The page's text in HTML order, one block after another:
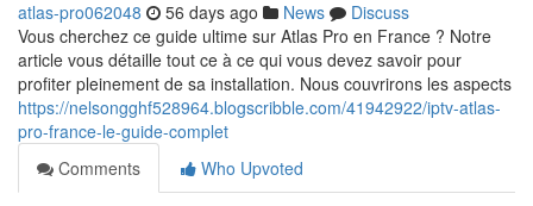
atlas-pro062048 56 days ago News
Discuss
Vous cherchez ce guide ultime sur Atlas Pro en France ? Notre
article vous détaille tout ce à ce qui vous devez savoir pour
profiter pleinement de sa installation. Nous couvrirons les aspects
https://nelsongghf528964.blogscribble.com/41942922/iptv-atlas-
pro-france-le-guide-complet
Comments
Who Upvoted